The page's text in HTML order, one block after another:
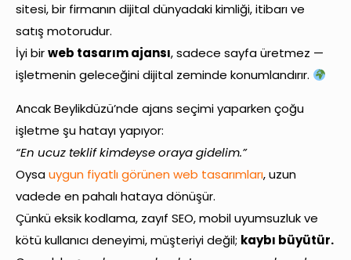
sitesi, bir firmanın dijital dünyadaki kimliği, itibarı ve
satış motorudur.
İyi birweb tasarım ajansı, sadece sayfa üretmez —
işletmenin geleceğini dijital zeminde konumlandırır.
Ancak Beylikdüzü’nde ajans seçimi yaparken çoğu
işletme şu hatayı yapıyor:
“En ucuz teklif kimdeyse oraya gidelim.”
Oysauygun fiyatlı görünen web tasarımları, uzun
vadede en pahalı hataya dönüşür.
Çünkü eksik kodlama, zayıf SEO, mobil uyumsuzluk ve
kötü kullanıcı deneyimi, müşteriyi değil; kaybı büyütür.